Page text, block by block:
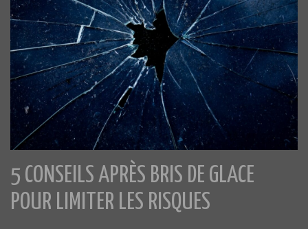
5 CONSEILS APRÈS BRIS DE GLACE
POUR LIMITER LES RISQUES